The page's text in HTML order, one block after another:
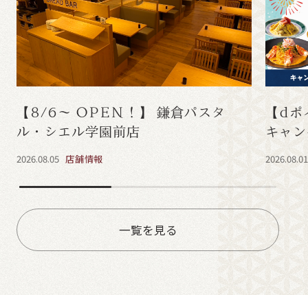
【8/6～ OPEN！】 鎌倉パスタ
ル・シエル学園前店
2026.08.05 店舗情報
【d
キャ
2026.08.01
一覧を見る